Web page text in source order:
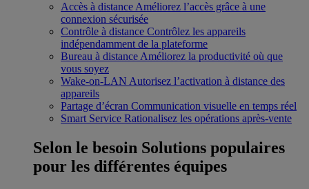
Accès à distance Améliorez l’accès grâce à une
connexion sécurisée
Contrôle à distance Contrôlez les appareils
indépendamment de la plateforme
Bureau à distance Améliorez la productivité où que
vous soyez
Wake-on-LAN Autorisez l’activation à distance des
appareils
Partage d’écran Communication visuelle en temps réel
Smart Service Rationalisez les opérations après-vente
Selon le besoin Solutions populaires
pour les différentes équipes